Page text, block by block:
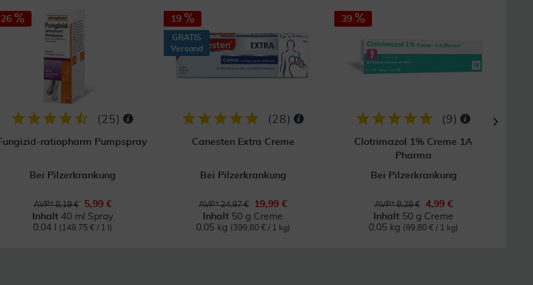
26
(25)
Fungizid-ratiopharm Pumpspray
Bei Pilzerkrankung
AVP* 8,19 €
5,99 €
Inhalt 40 ml Spray
0.04 l
(149,75 € / 1 l)
19
GRATIS
Versand
(28)
Canesten Extra Creme
Bei Pilzerkrankung
AVP* 24,97 €
19,99 €
Inhalt 50 g Creme
0.05 kg (399,80 € / 1 kg)
39
(9)
Clotrimazol 1% Creme 1A
Pharma
Bei Pilzerkrankung
AVP* 8,28 €
4,99 €
Inhalt 50 g Creme
0.05 kg (99,80 € / 1 kg)